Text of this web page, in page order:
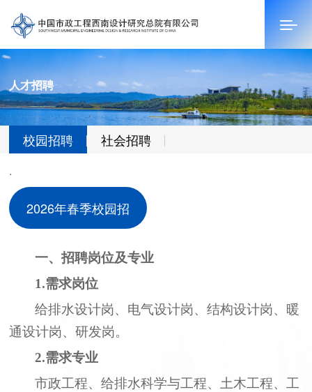
首页
关于我们
科技创新
经典项目
人才招聘
人才招聘
校园招聘 社会招聘
.
2026年春季校园招
聘
一、招聘岗位及专业
1.需求岗位
给排水设计岗、电气设计岗、结构设计岗、暖
通设计岗、研发岗。
2.需求专业
市政工程、给排水科学与工程、土木工程、工